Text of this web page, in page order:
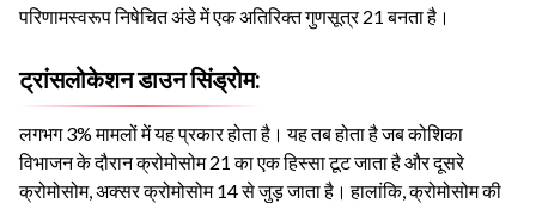
परिणामस्वरूप निषेचित अंडे में एक अतिरिक्त गुणसूत्र 21 बनता है।
ट्रांसलोकेशन डाउन सिंड्रोम:
लगभग 3% मामलों में यह प्रकार होता है। यह तब होता है जब कोशिका
विभाजन के दौरान क्रोमोसोम 21 का एक हिस्सा टूट जाता है और दूसरे
क्रोमोसोम, अक्सर क्रोमोसोम 14 से जुड़ जाता है। हालांकि, क्रोमोसोम की